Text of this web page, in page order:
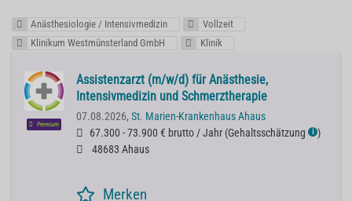
Anästhesiologie / Intensivmedizin
Vollzeit
Klinikum Westmünsterland GmbH
Klinik
Premium
Assistenzarzt (m/w/d) für Anästhesie,
Intensivmedizin und Schmerztherapie
07.08.2026, St. Marien-Krankenhaus Ahaus
67.300 - 73.900 € brutto / Jahr (Gehaltsschätzung ℹ )
48683 Ahaus
Merken